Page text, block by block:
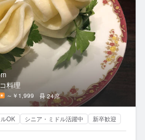
料理
～￥1,999 24席
OK シニア・ミドル活躍中 新卒歓迎